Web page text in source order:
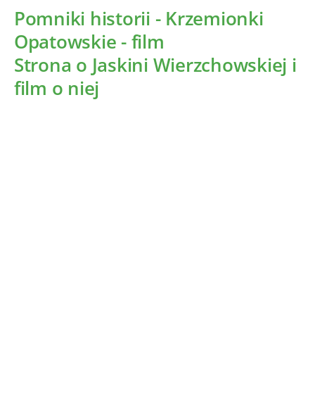
Pomniki historii - Krzemionki
Opatowskie - film
Strona o Jaskini Wierzchowskiej i
film o niej